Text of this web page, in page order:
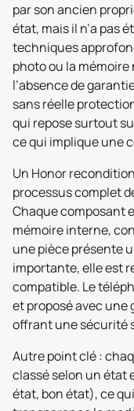
par son ancien
état, mais il n’a pas
techniques
photo ou la
l’absence de
sans réelle
qui repose surtout
ce qui implique une
Un Honor
processus complet
Chaque composant
mémoire interne,
une pièce présente
importante, elle est
compatible. Le
et proposé avec une
offrant une sécurité
Autre point clé :
classé selon un état
état, bon état), ce